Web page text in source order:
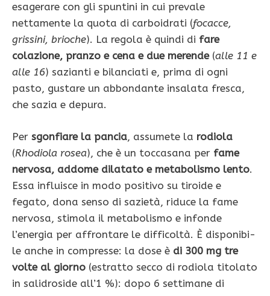
esagerare con gli spuntini in cui prevale
nettamente la quota di carboidrati (focacce,
grissini, brioche). La regola è quindi di fare
colazione, pranzo e cena e due merende(alle 11 e
alle 16) sazianti e bilanciati e, prima di ogni
pasto, gustare un abbondante insalata fresca,
che sazia e depura.
Per sgonfiare la pancia, assu­mete la rodiola
(Rhodiola rosea), che è un toccasana per fame
nervosa, addome dilatato e metabolismo lento.
Essa in­fluisce in modo positivo su ti­roide e
fegato, dona senso di sazietà, riduce la fame
nervo­sa, stimola il metabolismo e infonde
l’energia per affron­tare le difficoltà. È disponibi­
le anche in compresse: la do­se è di 300 mg tre
volte al giorno (estratto secco di rodiola titolato
in salidroside all’1 %): dopo 6 settima­ne di